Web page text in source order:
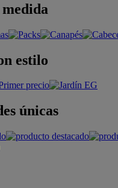
estilo
únicas